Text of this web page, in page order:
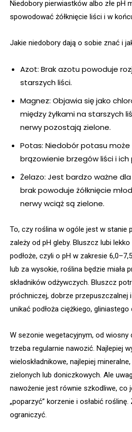
Niedobory pierwiastków albo złe pH
spowodować żółknięcie liści i w
Jakie niedobory dają o sobie znać i
Azot: Brak azotu powoduje
starszych liści.
Magnez: Objawia się jako
między żyłkami na starszych
nerwy pozostają zielone.
Potas: Niedobór potasu
brązowienie brzegów liści i
Żelazo: Jest bardzo ważne
brak powoduje żółknięcie
nerwy wciąż są zielone.
To, czy roślina w ogóle jest w stanie
zależy od pH gleby. Bluszcz lubi
podłoże, czyli o pH w zakresie
lub za wysokie, roślina będzie miała
składników odżywczych. Bluszcz
próchniczej, dobrze przepuszczalnej
unikać podłoża ciężkiego,
W sezonie wegetacyjnym, od wiosny
trzeba regularnie nawozić. Najlepiej
wieloskładnikowe, najlepiej
zielonych lub doniczkowych. Ale
nawożenie jest równie szkodliwe, co
„poparzyć” korzenie i osłabić
ograniczyć.